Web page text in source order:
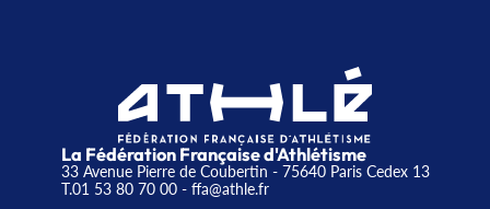
La Fédération Française d'Athlétisme
33 Avenue Pierre de Coubertin - 75640 Paris Cedex 13
T.01 53 80 70 00- ffa@athle.fr